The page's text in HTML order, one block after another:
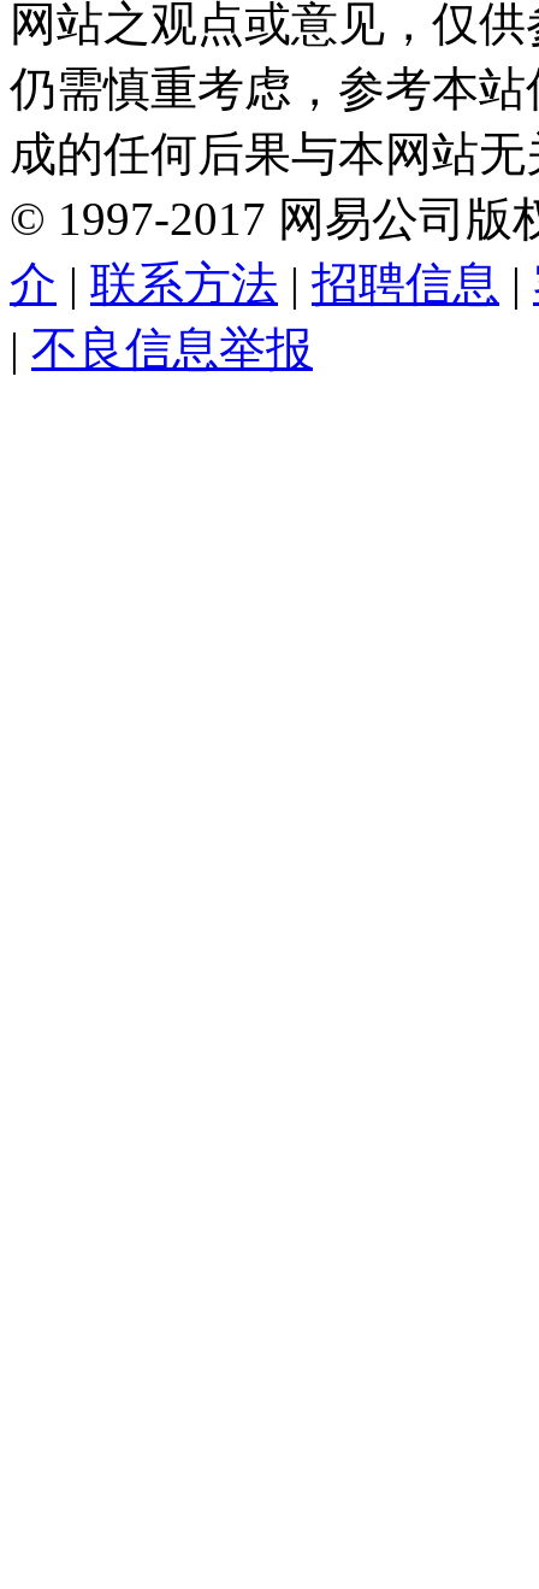
网站之观点或意见，仅
仍需慎重考虑，参考本
成的任何后果与本网站
© 1997-2017 网易公司版
介 | 联系方法 | 招聘信息 |
| 不良信息举报